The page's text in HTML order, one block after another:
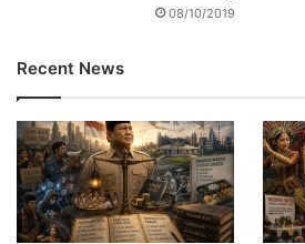
08/10/2019
Recent News